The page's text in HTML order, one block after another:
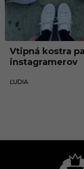
Vtipná kostra
instagramerov
ĽUDIA